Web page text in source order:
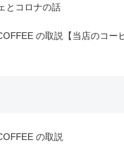
とコロナの話
の取説【当店のコー
の取説